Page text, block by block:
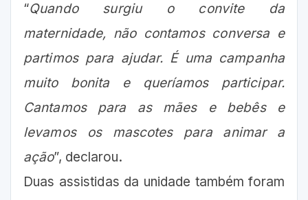
“Quando surgiu o convite da
maternidade, não contamos conversa e
partimos para ajudar. É uma campanha
muito bonita e queríamos participar.
Cantamos para as mães e bebês e
levamos os mascotes para animar a
ação”, declarou.
Duas assistidas da unidade também foram